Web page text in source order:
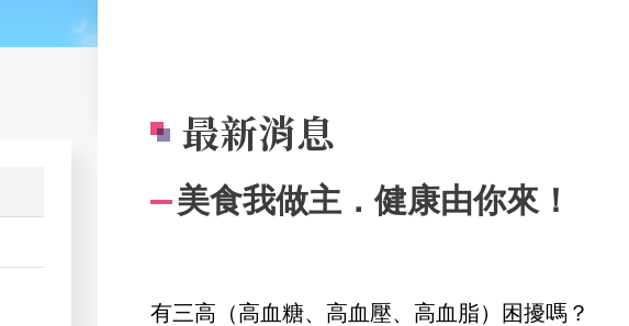
最新消息
美食我做主．健康由你來！
有三高（高血糖、高血壓、高血脂）困擾嗎？